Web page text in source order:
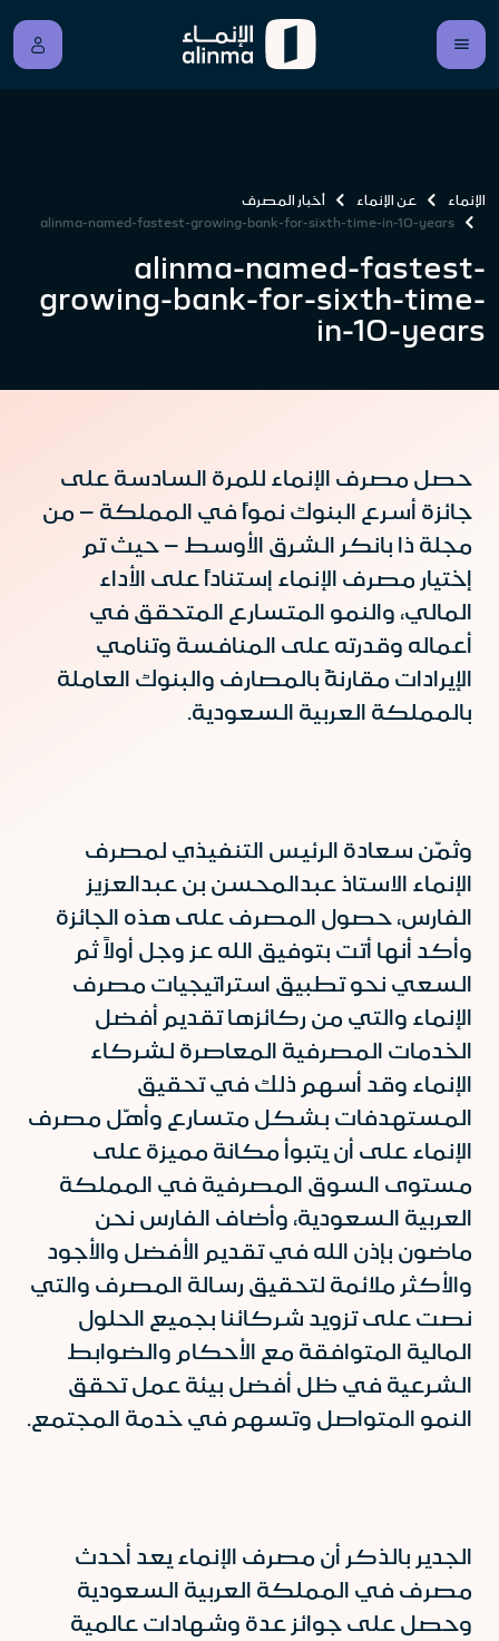
الإنماء عن الإنماء
أخبار المصرف
alinma-named-fastest-growing-bank-for-sixth-time-in-10-years
alinma-named-fastest-
growing-bank-for-sixth-time-
in-10-years
حصل مصرف الإنماء للمرة السادسة على
جائزة أسرع البنوك نمواً في المملكة – من
مجلة ذا بانكر الشرق الأوسط – حيث تم
إختيار مصرف الإنماء إستناداً على الأداء
المالي، والنمو المتسارع المتحقق في
أعماله وقدرته على المنافسة وتنامي
الإيرادات مقارنةً بالمصارف والبنوك العاملة
بالمملكة العربية السعودية.
وثمّن سعادة الرئيس التنفيذي لمصرف
الإنماء الاستاذ عبدالمحسن بن عبدالعزيز
الفارس، حصول المصرف على هذه الجائزة
وأكد أنها أتت بتوفيق الله عز وجل أولاً ثم
السعي نحو تطبيق استراتيجيات مصرف
الإنماء والتي من ركائزها تقديم أفضل
الخدمات المصرفية المعاصرة لشركاء
الإنماء وقد أسهم ذلك في تحقيق
المستهدفات بشكل متسارع وأهّل مصرف
الإنماء على أن يتبوأ مكانة مميزة على
مستوى السوق المصرفية في المملكة
العربية السعودية، وأضاف الفارس نحن
ماضون بإذن الله في تقديم الأفضل والأجود
والأكثر ملائمة لتحقيق رسالة المصرف والتي
نصت على تزويد شركائنا بجميع الحلول
المالية المتوافقة مع الأحكام والضوابط
الشرعية في ظل أفضل بيئة عمل تحقق
النمو المتواصل وتسهم في خدمة المجتمع.
الجدير بالذكر أن مصرف الإنماء يعد أحدث
مصرف في المملكة العربية السعودية
وحصل على جوائز عدة وشهادات عالمية